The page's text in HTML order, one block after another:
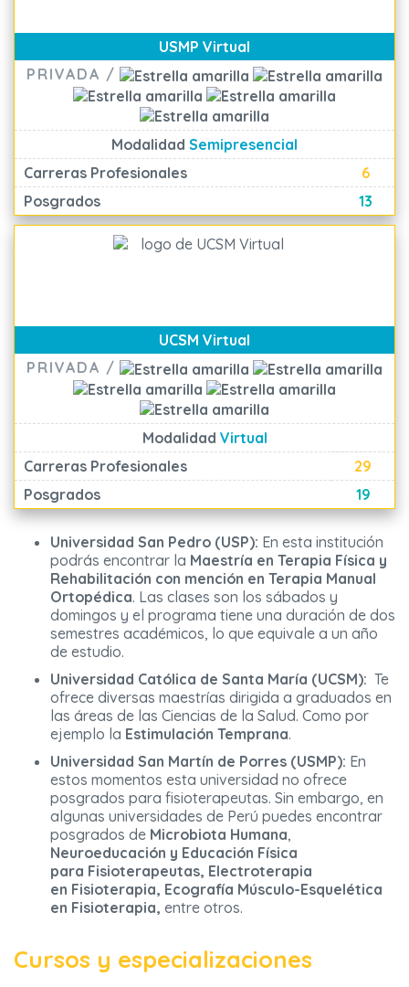
USMP Virtual
PRIVADA /
Modalidad Semipresencial
Carreras Profesionales
6
Posgrados
13
UCSM Virtual
PRIVADA /
Modalidad Virtual
Carreras Profesionales
29
Posgrados
19
Universidad San Pedro (USP): En esta institución
podrás encontrar la Maestría en Terapia Física y
Rehabilitación con mención en Terapia Manual
Ortopédica. Las clases son los sábados y
domingos y el programa tiene una duración de dos
semestres académicos, lo que equivale a un año
de estudio.
Universidad Católica de Santa María (UCSM): Te
ofrece diversas maestrías dirigida a graduados en
las áreas de las Ciencias de la Salud. Como por
ejemplo la Estimulación Temprana.
Universidad San Martín de Porres (USMP): En
estos momentos esta universidad no ofrece
posgrados para fisioterapeutas. Sin embargo, en
algunas universidades de Perú puedes encontrar
posgrados de Microbiota Humana,
Neuroeducación y Educación Física
para Fisioterapeutas, Electroterapia
en Fisioterapia, Ecografía Músculo-Esquelética
en Fisioterapia, entre otros.
Cursos y especializaciones